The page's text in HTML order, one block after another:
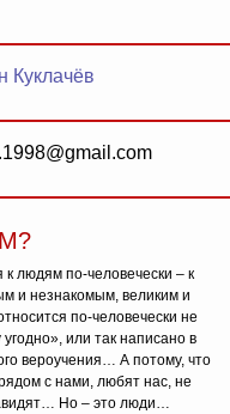
Куклачёв
людям по-человечески – к
и незнакомым, великим и
по-человечески не
или так написано в
вероучения… А потому, что
с нами, любят нас, не
Но – это люди…